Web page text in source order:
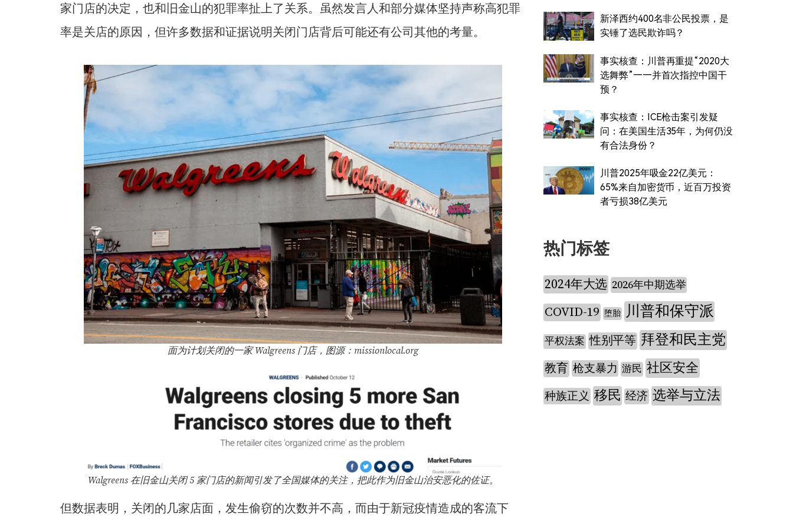
家门店的决定，也和旧金山的犯罪率扯上了关系。虽然发言人和部分媒体坚持声称高犯罪
率是关店的原因，但许多数据和证据说明关闭门店背后可能还有公司其他的考量。
面为计划关闭的一家 Walgreens 门店，图源：missionlocal.org
Walgreens 在旧金山关闭 5 家门店的新闻引发了全国媒体的关注，把此作为旧金山治安恶化的佐证。
但数据表明，关闭的几家店面，发生偷窃的次数并不高，而由于新冠疫情造成的客流下
新泽西约400名非公民投票，是
实锤了选民欺诈吗？
事实核查：川普再重提“2020大
选舞弊”——并首次指控中国干
预？
事实核查：ICE枪击案引发疑
问：在美国生活35年，为何仍没
有合法身份？
川普2025年吸金22亿美元：
65%来自加密货币，近百万投资
者亏损38亿美元
热门标签
2024年大选 2026年中期选举
COVID-19 堕胎 川普和保守派
平权法案 性别平等 拜登和民主党
教育 枪支暴力 游民 社区安全
种族正义 移民 经济 选举与立法